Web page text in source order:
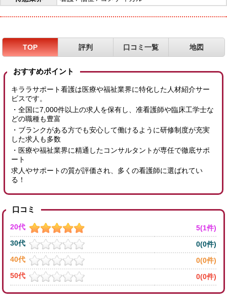
TOP 評判 口コミ一覧 地図
おすすめポイント
キララサポート看護は医療や福祉業界に特化した人材紹介サー
ビスです。
・全国に7,000件以上の求人を保有し、准看護師や臨床工学士な
どの職種も豊富
・ブランクがある方でも安心して働けるように研修制度が充実
した求人も多数
・医療や福祉業界に精通したコンサルタントが専任で徹底サポ
ート
求人やサポートの質が評価され、多くの看護師に選ばれてい
る！
口コミ
20代
5(1件)
30代
0(0件)
40代
0(0件)
50代
0(0件)